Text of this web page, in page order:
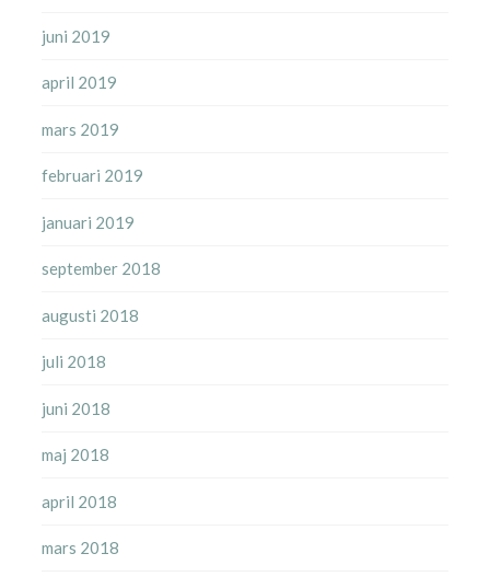
juni 2019
april 2019
mars 2019
februari 2019
januari 2019
september 2018
augusti 2018
juli 2018
juni 2018
maj 2018
april 2018
mars 2018